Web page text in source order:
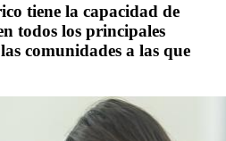
tiene la capacidad de
todos los principales
comunidades a las que